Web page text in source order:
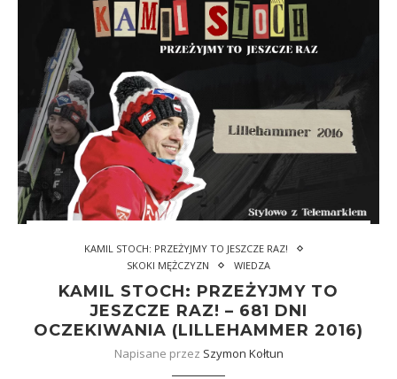
KAMIL STOCH: PRZEŻYJMY TO JESZCZE RAZ!
SKOKI MĘŻCZYZN
WIEDZA
KAMIL STOCH: PRZEŻYJMY TO
JESZCZE RAZ! – 681 DNI
OCZEKIWANIA (LILLEHAMMER 2016)
Napisane przez Szymon Kołtun